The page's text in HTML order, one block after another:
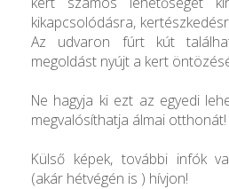
kikapcsolódásra,
Az udvaron fúrt kút
megoldást nyújt a kert
Ne hagyja ki ezt az egyedi
megvalósíthatja álmai otthonát!
Külső képek, további infók
(akár hétvégén is ) hívjon!